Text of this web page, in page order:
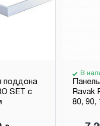
поддона
SET с
В
Ravak
80, 90,